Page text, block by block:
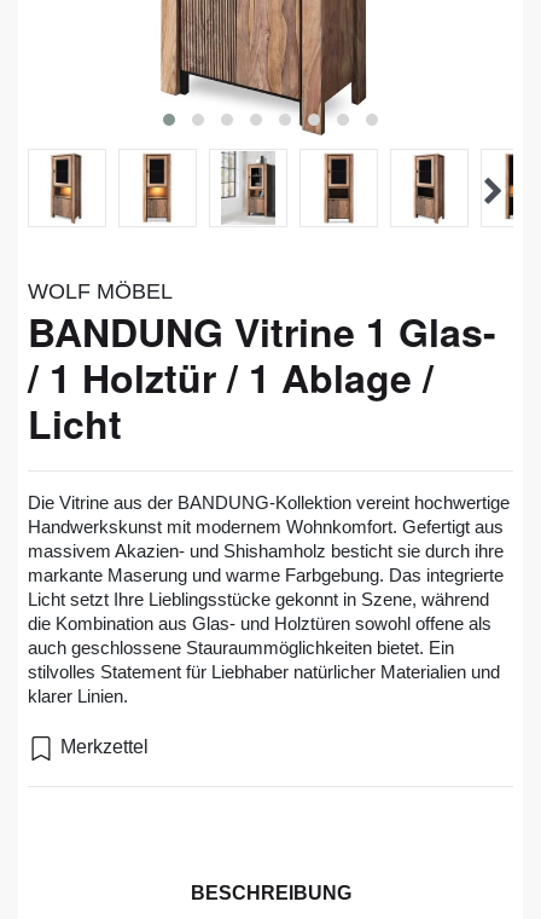
WOLF MÖBEL
BANDUNG Vitrine 1 Glas-
/ 1 Holztür / 1 Ablage /
Licht
Die Vitrine aus der BANDUNG-Kollektion vereint hochwertige
Handwerkskunst mit modernem Wohnkomfort. Gefertigt aus
massivem Akazien- und Shishamholz besticht sie durch ihre
markante Maserung und warme Farbgebung. Das integrierte
Licht setzt Ihre Lieblingsstücke gekonnt in Szene, während
die Kombination aus Glas- und Holztüren sowohl offene als
auch geschlossene Stauraummöglichkeiten bietet. Ein
stilvolles Statement für Liebhaber natürlicher Materialien und
klarer Linien.
Merkzettel
BESCHREIBUNG